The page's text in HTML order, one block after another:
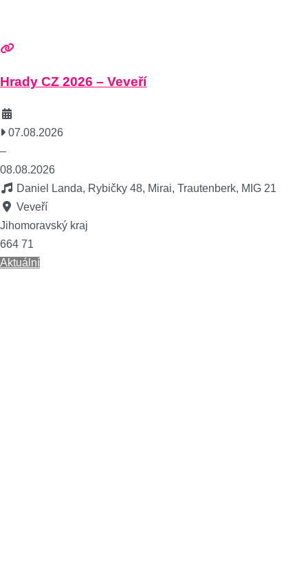
Hrady CZ 2026 – Veveří
07.08.2026
–
08.08.2026
Daniel Landa, Rybičky 48, Mirai, Trautenberk, MIG 21
Veveří
Jihomoravský kraj
664 71
Aktuální